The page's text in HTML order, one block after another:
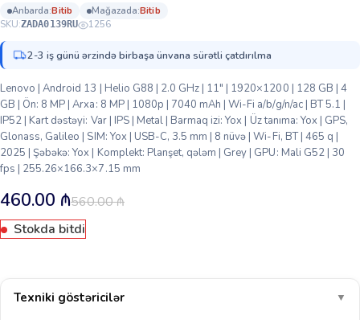
anbarda: bi̇ti̇b mağazada: bi̇ti̇b
SKU:ZADA0139RU 1256
2-3 iş günü ərzində birbaşa ünvana sürətli çatdırılma
Lenovo | Android 13 | Helio G88 | 2.0 GHz | 11″ | 1920×1200 | 128 GB | 4
GB | Ön: 8 MP | Arxa: 8 MP | 1080p | 7040 mAh | Wi-Fi a/b/g/n/ac | BT 5.1 |
IP52 | Kart dəstəyi: Var | IPS | Metal | Barmaq izi: Yox | Üz tanıma: Yox | GPS,
Glonass, Galileo | SIM: Yox | USB-C, 3.5 mm | 8 nüvə | Wi-Fi, BT | 465 q |
2025 | Şəbəkə: Yox | Komplekt: Planşet, qələm | Grey | GPU: Mali G52 | 30
fps | 255.26×166.3×7.15 mm
560.00₼
460.00 ₼
Stokda bitdi
Texniki göstəricilər ▼